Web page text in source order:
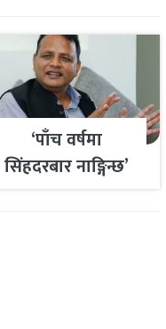
‘पाँच वर्षमा
सिंहदरबार नाङ्गिन्छ’